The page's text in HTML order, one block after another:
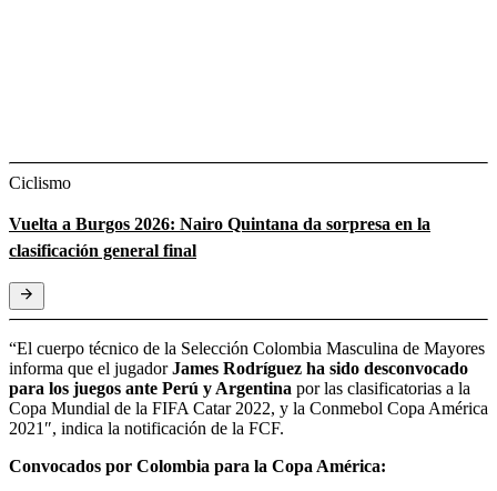
Ciclismo
Vuelta a Burgos 2026: Nairo Quintana da sorpresa en la
clasificación general final
“El cuerpo técnico de la Selección Colombia Masculina de Mayores
informa que el jugadorJames Rodríguez ha sido desconvocado
para los juegos ante Perú y Argentina por las clasificatorias a la
Copa Mundial de la FIFA Catar 2022, y la Conmebol Copa América
2021″, indica la notificación de la FCF.
Convocados por Colombia para la Copa América: